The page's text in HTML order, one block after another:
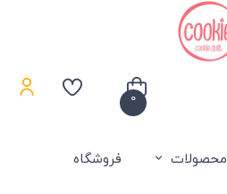
0
محصولات فروشگاه